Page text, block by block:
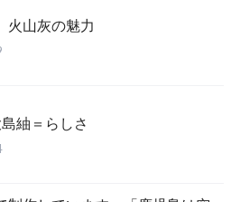
山灰の魅力
紬＝らしさ